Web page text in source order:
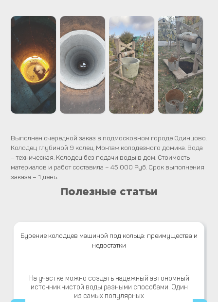
Выполнен очередной заказ в подмосковном городе Одинцово.
Колодец глубиной 9 колец. Монтаж колодезного домика. Вода
– техническая. Колодец без подачи воды в дом. Стоимость
материалов и работ составила – 45 000 Руб. Срок выполнения
заказа – 1 день.
Полезные статьи
Бурение колодцев машиной под кольца: преимущества и
недостатки
На участке можно создать надежный автономный
источник чистой воды разными способами. Один
из самых популярных